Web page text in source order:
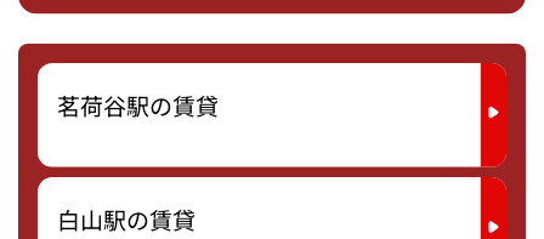
茗荷谷駅の賃貸
白山駅の賃貸